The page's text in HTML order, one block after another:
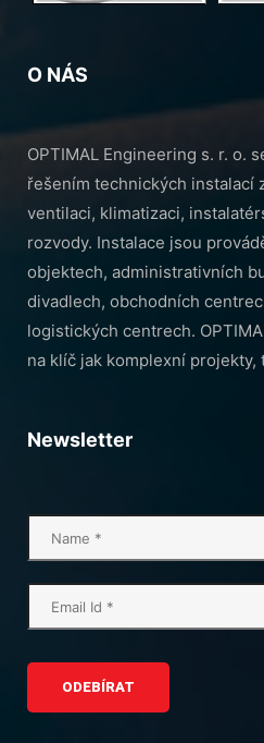
O NÁS
OPTIMAL Engineering s. r. o.
řešením technických instalací
ventilaci, klimatizaci,
rozvody. Instalace jsou
objektech, administrativních
divadlech, obchodních
logistických centrech.
na klíč jak komplexní projekty,
Newsletter
ODEBÍRAT